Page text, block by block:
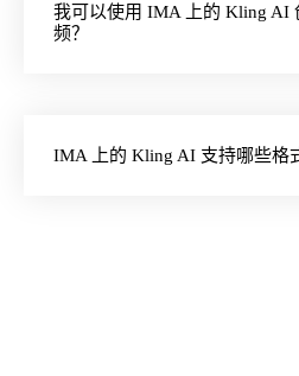
我可以使用 IMA 上的 Kling AI
频？
IMA 上的 Kling AI 支持哪些格